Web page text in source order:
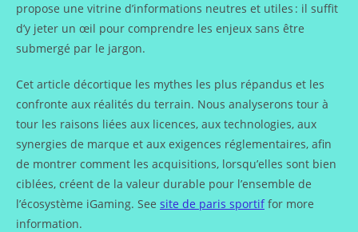
propose une vitrine d’informations neutres et utiles : il suffit
d’y jeter un œil pour comprendre les enjeux sans être
submergé par le jargon.
Cet article décortique les mythes les plus répandus et les
confronte aux réalités du terrain. Nous analyserons tour à
tour les raisons liées aux licences, aux technologies, aux
synergies de marque et aux exigences réglementaires, afin
de montrer comment les acquisitions, lorsqu’elles sont bien
ciblées, créent de la valeur durable pour l’ensemble de
l’écosystème iGaming. See site de paris sportiffor more
information.